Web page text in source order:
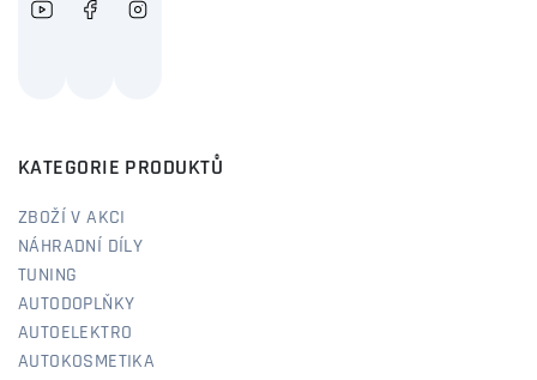
KATEGORIE PRODUKTŮ
ZBOŽÍ V AKCI
NÁHRADNÍ DÍLY
TUNING
AUTODOPLŇKY
AUTOELEKTRO
AUTOKOSMETIKA